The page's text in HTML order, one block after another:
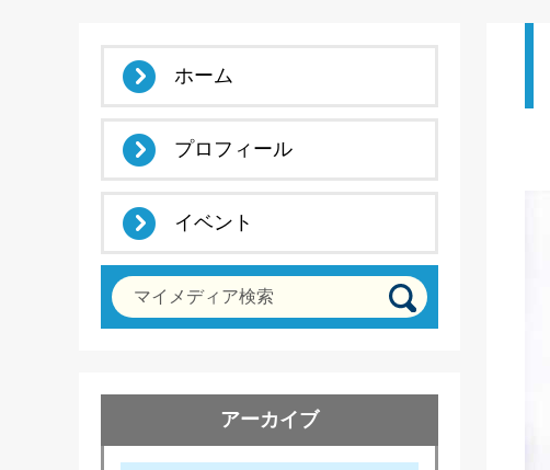
ホーム
プロフィール
イベント
マイメディア検索
アーカイブ